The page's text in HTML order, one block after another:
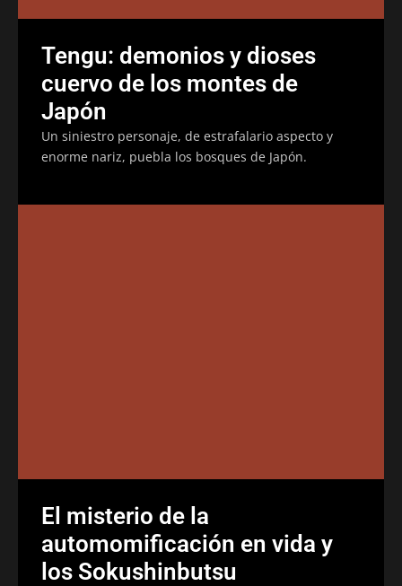
Tengu: demonios y dioses
cuervo de los montes de
Japón
Un siniestro personaje, de estrafalario aspecto y
enorme nariz, puebla los bosques de Japón.
El misterio de la
automomificación en vida y
los Sokushinbutsu